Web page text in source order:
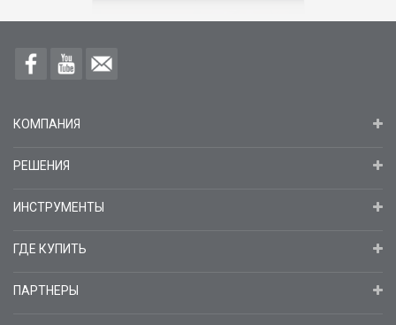
КОМПАНИЯ
РЕШЕНИЯ
ИНСТРУМЕНТЫ
ГДЕ КУПИТЬ
ПАРТНЕРЫ